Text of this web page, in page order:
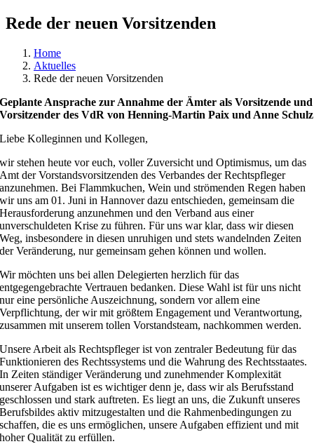
Rede der neuen Vorsitzenden
Home
Aktuelles
Rede der neuen Vorsitzenden
Geplante Ansprache zur Annahme der Ämter als Vorsitzende und
Vorsitzender des VdR von Henning-Martin Paix und Anne Schulz
Liebe Kolleginnen und Kollegen,
wir stehen heute vor euch, voller Zuversicht und Optimismus, um das
Amt der Vorstandsvorsitzenden des Verbandes der Rechtspfleger
anzunehmen. Bei Flammkuchen, Wein und strömenden Regen haben
wir uns am 01. Juni in Hannover dazu entschieden, gemeinsam die
Herausforderung anzunehmen und den Verband aus einer
unverschuldeten Krise zu führen. Für uns war klar, dass wir diesen
Weg, insbesondere in diesen unruhigen und stets wandelnden Zeiten
der Veränderung, nur gemeinsam gehen können und wollen.
Wir möchten uns bei allen Delegierten herzlich für das
entgegengebrachte Vertrauen bedanken. Diese Wahl ist für uns nicht
nur eine persönliche Auszeichnung, sondern vor allem eine
Verpflichtung, der wir mit größtem Engagement und Verantwortung,
zusammen mit unserem tollen Vorstandsteam, nachkommen werden.
Unsere Arbeit als Rechtspfleger ist von zentraler Bedeutung für das
Funktionieren des Rechtssystems und die Wahrung des Rechtsstaates.
In Zeiten ständiger Veränderung und zunehmender Komplexität
unserer Aufgaben ist es wichtiger denn je, dass wir als Berufsstand
geschlossen und stark auftreten. Es liegt an uns, die Zukunft unseres
Berufsbildes aktiv mitzugestalten und die Rahmenbedingungen zu
schaffen, die es uns ermöglichen, unsere Aufgaben effizient und mit
hoher Qualität zu erfüllen.